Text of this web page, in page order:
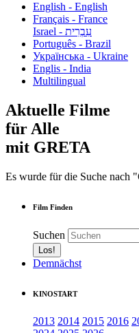
English - English
Français - France
עִבְרִית - Israel
Português - Brazil
Українська - Ukraine
Englis - India
Multilingual
Aktuelle Filme
für Alle
mit GRETA
Es wurde für die Suche nach
Film Finden
Suchen
Demnächst
KINOSTART
2013 2014 2015 2016